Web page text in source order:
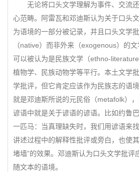
无论将口头文学理解为事件、交流还
心范畴。阿雷瓦和邓迪斯认为关于口头
为语境的一部分被记录，并且口头文学
（native）而非外来（exogenous）的
可以被认为是民族文学（ethno-
植物学、民族动物学等平行。本土文学
学批评，但它肯定应该作为民族志的语
就是邓迪斯所说的元民俗（metafolk）
谚语中就是关于谚语的谚语。比如约鲁
一匹马：当真理缺失时，我们用谚语来
讲述过程中的解释性批评或旁白，也使
堵墙”的效果。邓迪斯认为口头文学批评
随文本的语境。